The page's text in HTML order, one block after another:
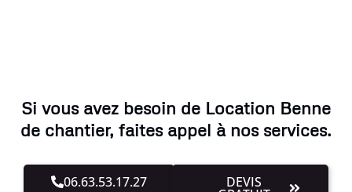
Si vous avez besoin de Location Benne
de chantier, faites appel à nos services.
06.63.53.17.27 DEVIS